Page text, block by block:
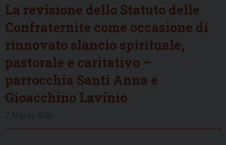
La revisione dello Statuto delle
Confraternite come occasione di
rinnovato slancio spirituale,
pastorale e caritativo –
parrocchia Santi Anna e
Gioacchino Lavinio